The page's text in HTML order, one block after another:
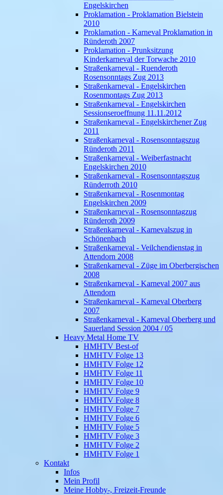
Engelskirchen
Proklamation - Proklamation Bielstein
2010
Proklamation - Karneval Proklamation in
Ründeroth 2007
Proklamation - Prunksitzung
Kinderkarneval der Torwache 2010
Straßenkarneval - Ruenderoth
Rosensonntags Zug 2013
Straßenkarneval - Engelskirchen
Rosenmontags Zug 2013
Straßenkarneval - Engelskirchen
Sessionseroeffnung 11.11.2012
Straßenkarneval - Engelskirchener Zug
2011
Straßenkarneval - Rosensonntagszug
Ründeroth 2011
Straßenkarneval - Weiberfastnacht
Engelskirchen 2010
Straßenkarneval - Rosensonntagszug
Ründerroth 2010
Straßenkarneval - Rosenmontag
Engelskirchen 2009
Straßenkarneval - Rosensonntagzug
Ründeroth 2009
Straßenkarneval - Karnevalszug in
Schönenbach
Straßenkarneval - Veilchendienstag in
Attendorn 2008
Straßenkarneval - Züge im Oberbergischen
2008
Straßenkarneval - Karneval 2007 aus
Attendorn
Straßenkarneval - Karneval Oberberg
2007
Straßenkarneval - Karneval Oberberg und
Sauerland Session 2004 / 05
Heavy Metal Home TV
HMHTV Best-of
HMHTV Folge 13
HMHTV Folge 12
HMHTV Folge 11
HMHTV Folge 10
HMHTV Folge 9
HMHTV Folge 8
HMHTV Folge 7
HMHTV Folge 6
HMHTV Folge 5
HMHTV Folge 3
HMHTV Folge 2
HMHTV Folge 1
Kontakt
Infos
Mein Profil
Meine Hobby-, Freizeit-Freunde